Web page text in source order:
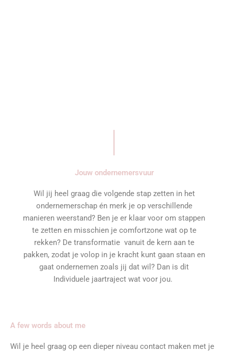
Jouw ondernemersvuur
Wil jij heel graag die volgende stap zetten in het
ondernemerschap én merk je op verschillende
manieren weerstand? Ben je er klaar voor om stappen
te zetten en misschien je comfortzone wat op te
rekken? De transformatie vanuit de kern aan te
pakken, zodat je volop in je kracht kunt gaan staan en
gaat ondernemen zoals jij dat wil? Dan is dit
Individuele jaartraject wat voor jou.
A few words about me
Wil je heel graag op een dieper niveau contact maken met je